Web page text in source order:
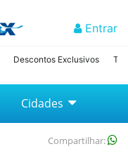
Entrar
Descontos Exclusivos
Cidades
Compartilhar: